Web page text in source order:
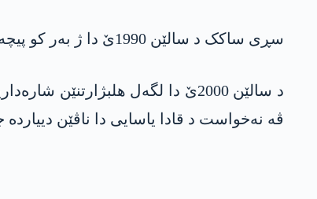
سڕی ساکک د سالێن 1990ێ دا ژ بەر کو پیچەکێ دەرکەتبوو پێش ژ ئالیێ عەڤدلا ئۆجەلان ڤە وەکە سیخور دھات تاوانبارکرن.
د سالێن 2000ێ دا لگەل
ڤە نەخواست د قادا یاسایی دا ناڤێن دییاردە